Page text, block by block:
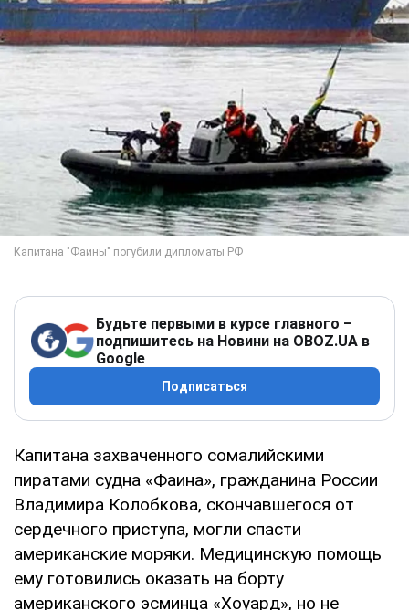
Будьте первыми в курсе главного –
подпишитесь на Новини на OBOZ.UA в
Google
Подписаться
Капитана захваченного сомалийскими
пиратами судна «Фаина», гражданина России
Владимира Колобкова, скончавшегося от
сердечного приступа, могли спасти
американские моряки. Медицинскую помощь
ему готовились оказать на борту
американского эсминца «Хоуард», но не